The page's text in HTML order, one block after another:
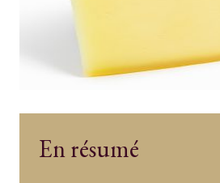
En résumé